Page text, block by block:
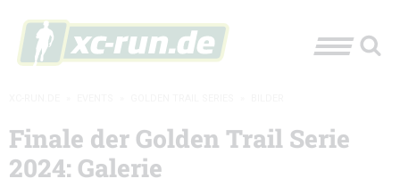
Finale der Golden Trail Serie
2024: Galerie